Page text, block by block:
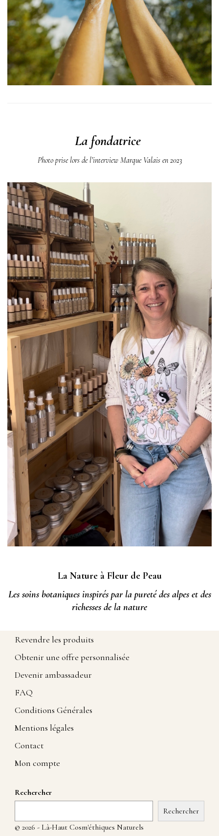
La fondatrice
Photo prise lors de l’interview Marque Valais en 2023
La Nature à Fleur de Peau
Les soins botaniques inspirés par la pureté des alpes et des
richesses de la nature
Revendre les produits
Obtenir une offre personnalisée
Devenir ambassadeur
FAQ
Conditions Générales
Mentions légales
Contact
Mon compte
Rechercher
Rechercher
© 2026 - Là-Haut Cosm'éthiques Naturels